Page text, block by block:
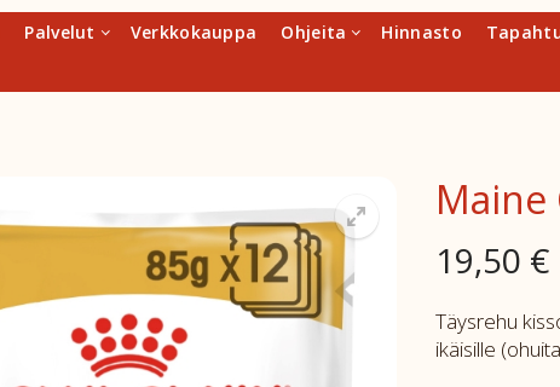
Palvelut Verkkokauppa Ohjeita Hinnasto
Maine
19,50 €
Täysrehu
ikäisille